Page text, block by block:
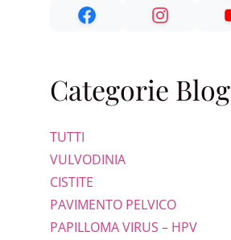
Categorie Blog
TUTTI
VULVODINIA
CISTITE
PAVIMENTO PELVICO
PAPILLOMA VIRUS – HPV